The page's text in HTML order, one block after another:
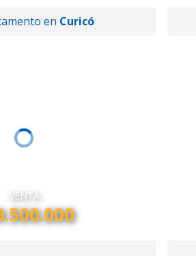
en Curicó
VENTA